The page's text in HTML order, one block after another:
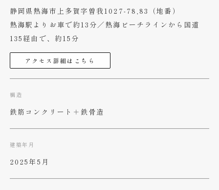
静岡県熱海市上多賀字曽我1027-78,83（地番）
熱海駅よりお車で約13分／熱海ビーチラインから国道
135経由で、約15分
アクセス詳細はこちら
構造
鉄筋コンクリート＋鉄骨造
建築年月
2025年5月